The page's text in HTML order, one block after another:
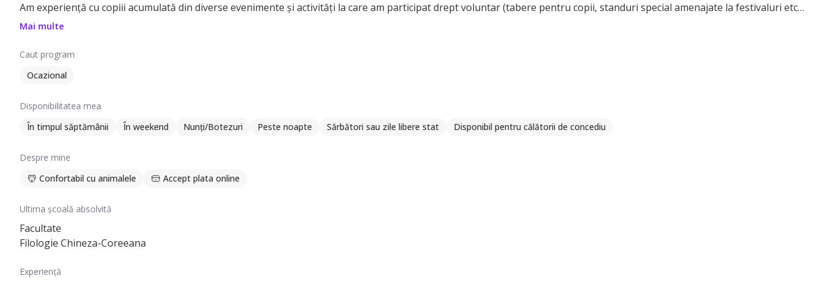
Am experiență cu copiii acumulată din diverse evenimente și activități la care am participat drept voluntar (tabere pentru copii, standuri special amenajate la festivaluri etc),
dar si din babysitting propriu-zis.
Mai multe
Caut program
Ocazional
Disponibilitatea mea
În timpul săptămânii
În weekend Nunți/Botezuri Peste noapte Sărbători sau zile libere stat Disponibil pentru călătorii de concediu
Despre mine
Confortabil cu animalele
Accept plata online
Ultima școală absolvită
Facultate
Filologie Chineza-Coreeana
Experiență